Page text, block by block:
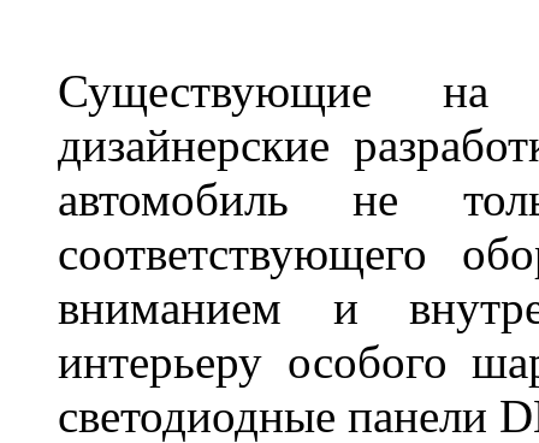
Существующие
дизайнерские
автомобиль не
соответствующего
вниманием и
интерьеру особого
светодиодные панели